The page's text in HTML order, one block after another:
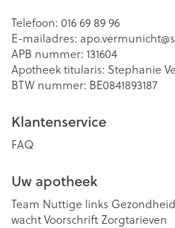
Telefoon: 016 69 89 96
E-mailadres: apo.vermunicht@
APB nummer: 131604
Apotheek titularis: Stephanie
BTW nummer: BE0841893187
Klantenservice
FAQ
Uw apotheek
Team Nuttige links
wachtVoorschriftZorgtarieven